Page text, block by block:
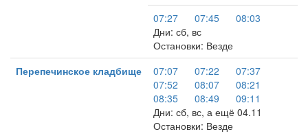
07:27
07:45
08:03
Дни: сб, вс
Остановки: Везде
Перепечинское кладбище
07:07 07:22
07:37
07:52
08:07
08:21
08:35
08:49
09:11
Дни: сб, вс, а ещё 04.11
Остановки: Везде